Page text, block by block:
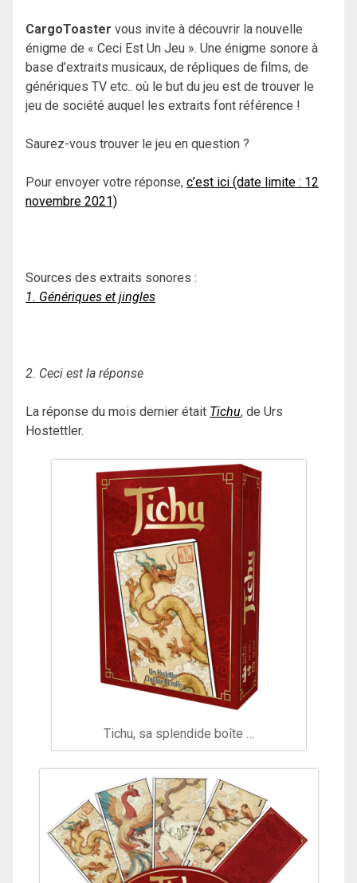
CargoToaster vous invite à découvrir la nouvelle
énigme de « Ceci Est Un Jeu ». Une énigme sonore à
base d’extraits musicaux, de répliques de films, de
génériques TV etc.. où le but du jeu est de trouver le
jeu de société auquel les extraits font référence !
Saurez-vous trouver le jeu en question ?
Pour envoyer votre réponse, c’est ici (date limite : 12
novembre 2021)
Sources des extraits sonores :
1. Génériques et jingles
2. Ceci est la réponse
La réponse du mois dernier était Tichu, de Urs
Hostettler.
Tichu, sa splendide boîte …